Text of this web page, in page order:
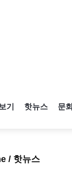
기 핫뉴스 문
/ 핫뉴스